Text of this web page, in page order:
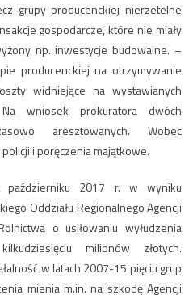
grupy producenckiej nierzetelne
gospodarcze, które nie miały
np. inwestycje budowalne. –
producenckiej na otrzymywanie
widniejące na wystawianych
wniosek prokuratora dwóch
aresztowanych. Wobec
i poręczenia majątkowe.
październiku 2017 r. w wyniku
Oddziału Regionalnego Agencji
o usiłowaniu wyłudzenia
milionów złotych.
w latach 2007-15 pięciu grup
mienia m.in. na szkodę Agencji